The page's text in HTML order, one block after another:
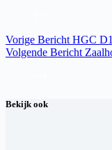
Vorige Bericht HGC
Volgende Bericht
Bekijk ook